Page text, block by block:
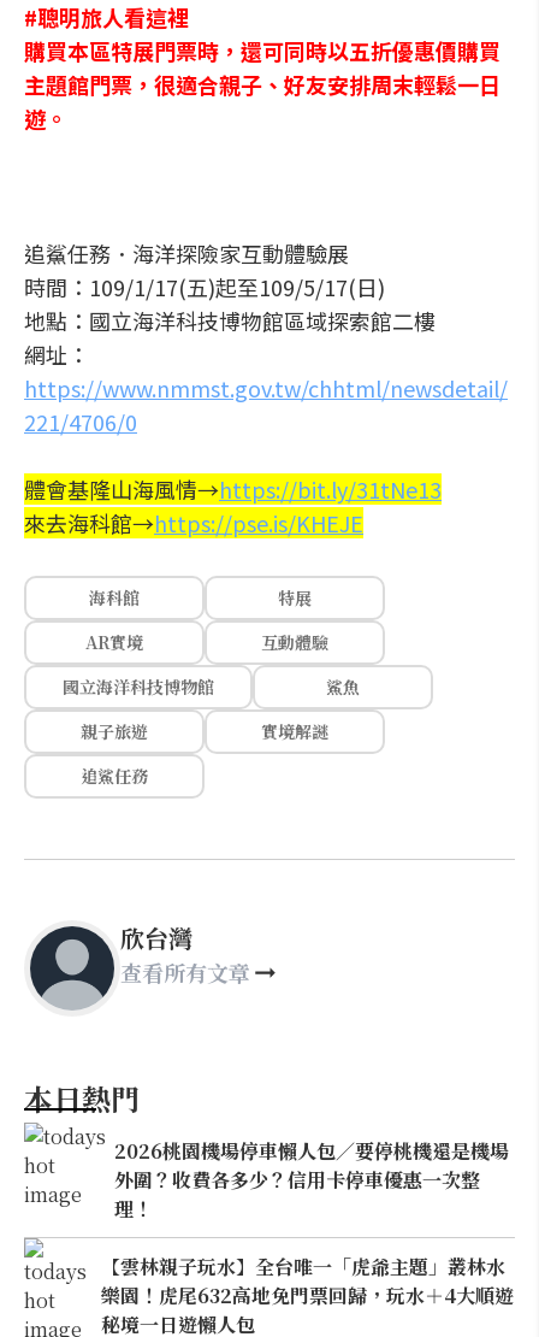
#聰明旅人看這裡
購買本區特展門票時，還可同時以五折優惠價購買
主題館門票，很適合親子、好友安排周末輕鬆一日
遊。
追鯊任務．海洋探險家互動體驗展
時間：109/1/17(五)起至109/5/17(日)
地點：國立海洋科技博物館區域探索館二樓
網址：
https://www.nmmst.gov.tw/chhtml/newsdetail/
221/4706/0
體會基隆山海風情→https://bit.ly/31tNe13
來去海科館→https://pse.is/KHEJE
海科館
特展
AR實境
互動體驗
國立海洋科技博物館
鯊魚
親子旅遊
實境解謎
追鯊任務
欣台灣
查看所有文章
本日熱門
2026桃園機場停車懶人包／要停桃機還是機場
外圍？收費各多少？信用卡停車優惠一次整
理！
【雲林親子玩水】全台唯一「虎爺主題」叢林水
樂園！虎尾632高地免門票回歸，玩水＋4大順遊
秘境一日遊懶人包